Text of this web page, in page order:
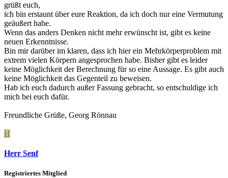
grüßt euch,
ich bin erstaunt über eure Reaktion, da ich doch nur eine Vermutung
geäußert habe.
Wenn das anders Denken nicht mehr erwünscht ist, gibt es keine
neuen Erkenntnisse.
Bin mir darüber im klaren, dass ich hier ein Mehrkörperproblem mit
extrem vielen Körpern angesprochen habe. Bisher gibt es leider
keine Möglichkeit der Berechnung für so eine Aussage. Es gibt auch
keine Möglichkeit das Gegenteil zu beweisen.
Hab ich euch dadurch außer Fassung gebracht, so entschuldige ich
mich bei euch dafür.
Freundliche Grüße, Georg Rönnau
H
Herr Senf
Registriertes Mitglied